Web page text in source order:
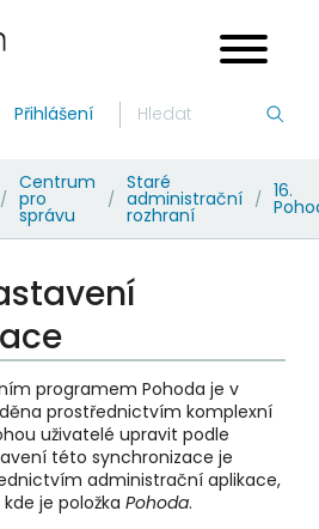
Přihlášení
/
Centrum
pro
správu
/
Staré
administrační
rozhraní
/ 16.
programem Pohoda je v
prostřednictvím komplexní
uživatelé upravit podle
této synchronizace je
administrační aplikace,
kde je položka Pohoda.